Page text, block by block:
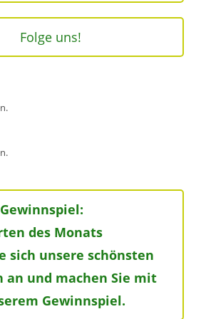
Folge uns!
Gewinnspiel:
des Monats
sich unsere schönsten
an und machen Sie mit
Gewinnspiel.